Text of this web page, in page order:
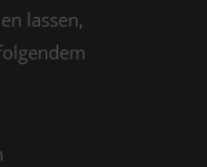
lassen,